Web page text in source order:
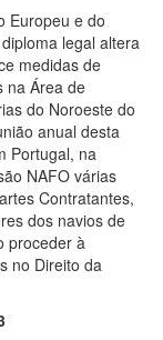
Europeu e do
legal altera
medidas de
na Área de
do Noroeste do
anual desta
Portugal, na
NAFO várias
Contratantes,
dos navios de
proceder à
no Direito da